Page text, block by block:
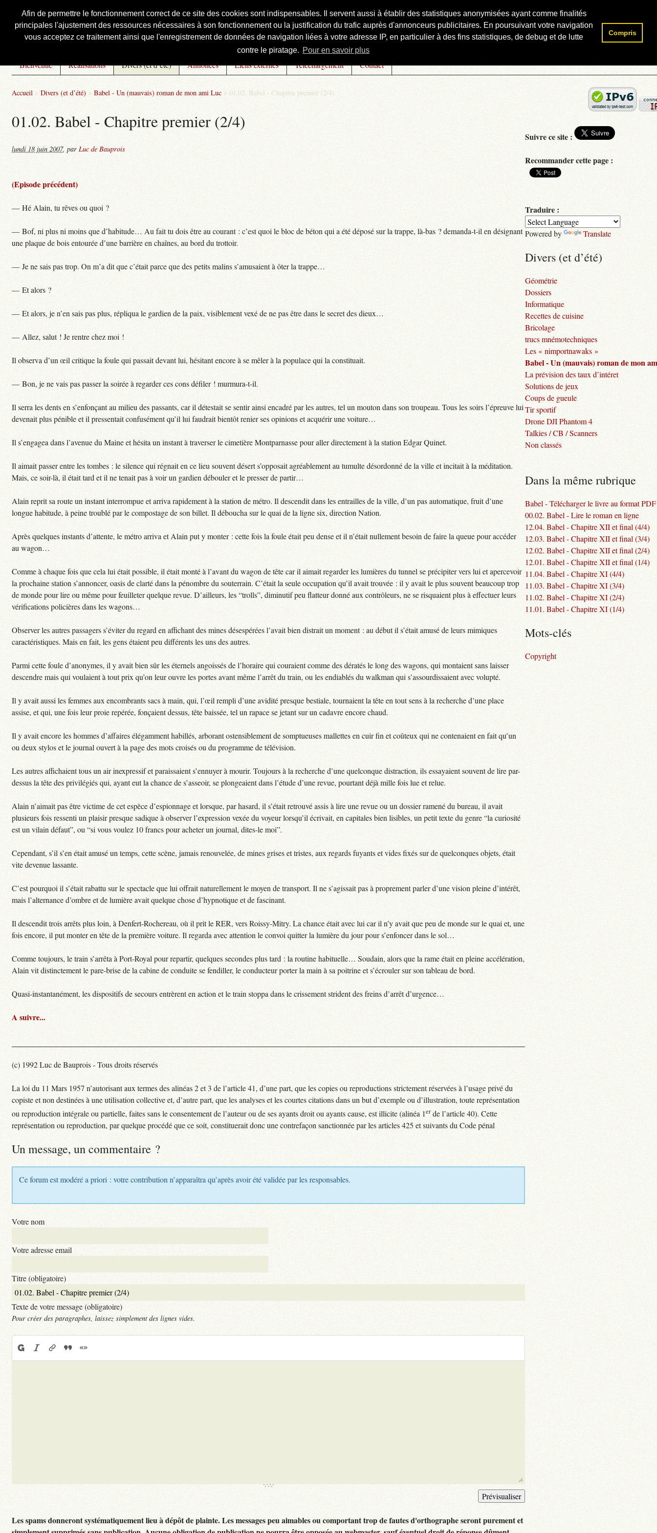
Afin de permettre le fonctionnement correct de ce site des cookies sont indispensables. Il servent aussi à établir des statistiques anonymisées ayant comme finalités
principales l'ajustement des ressources nécessaires à son fonctionnement ou la justification du trafic auprès d'annonceurs publicitaires. En poursuivant votre navigation
vous acceptez ce traitement ainsi que l'enregistrement de données de navigation liées à votre adresse IP, en particulier à des fins statistiques, de debug et de lutte
contre le piratage. Pour en savoir plus
Compris
Courbis, « LE » Blog Officiel
Bienvenue Réalisations Divers (et d’été) Annonces Liens externes Téléchargement Contact
Accueil > Divers (et d’été) > Babel - Un (mauvais) roman de mon ami Luc > 01.02. Babel - Chapitre premier (2/4)
01.02. Babel - Chapitre premier (2/4)
lundi 18 juin 2007, par Luc de Bauprois
(Episode précédent)
— Hé Alain, tu rêves ou quoi ?
— Bof, ni plus ni moins que d’habitude… Au fait tu dois être au courant : c’est quoi le bloc de béton qui a été déposé sur la trappe, là-bas ? demanda-t-il en désignant
une plaque de bois entourée d’une barrière en chaînes, au bord du trottoir.
— Je ne sais pas trop. On m’a dit que c’était parce que des petits malins s’amusaient à ôter la trappe…
— Et alors ?
— Et alors, je n’en sais pas plus, répliqua le gardien de la paix, visiblement vexé de ne pas être dans le secret des dieux…
— Allez, salut ! Je rentre chez moi !
Il observa d’un œil critique la foule qui passait devant lui, hésitant encore à se mêler à la populace qui la constituait.
— Bon, je ne vais pas passer la soirée à regarder ces cons défiler ! murmura-t-il.
Il serra les dents en s’enfonçant au milieu des passants, car il détestait se sentir ainsi encadré par les autres, tel un mouton dans son troupeau. Tous les soirs l’épreuve lui
devenait plus pénible et il pressentait confusément qu’il lui faudrait bientôt renier ses opinions et acquérir une voiture…
Il s’engagea dans l’avenue du Maine et hésita un instant à traverser le cimetière Montparnasse pour aller directement à la station Edgar Quinet.
Il aimait passer entre les tombes : le silence qui régnait en ce lieu souvent désert s’opposait agréablement au tumulte désordonné de la ville et incitait à la méditation.
Mais, ce soir-là, il était tard et il ne tenait pas à voir un gardien débouler et le presser de partir…
Alain reprit sa route un instant interrompue et arriva rapidement à la station de métro. Il descendit dans les entrailles de la ville, d’un pas automatique, fruit d’une
longue habitude, à peine troublé par le compostage de son billet. Il déboucha sur le quai de la ligne six, direction Nation.
Après quelques instants d’attente, le métro arriva et Alain put y monter : cette fois la foule était peu dense et il n’était nullement besoin de faire la queue pour accéder
au wagon…
Comme à chaque fois que cela lui était possible, il était monté à l’avant du wagon de tête car il aimait regarder les lumières du tunnel se précipiter vers lui et apercevoir
la prochaine station s’annoncer, oasis de clarté dans la pénombre du souterrain. C’était la seule occupation qu’il avait trouvée : il y avait le plus souvent beaucoup trop
de monde pour lire ou même pour feuilleter quelque revue. D’ailleurs, les “trolls”, diminutif peu flatteur donné aux contrôleurs, ne se risquaient plus à effectuer leurs
vérifications policières dans les wagons…
Observer les autres passagers s’éviter du regard en affichant des mines désespérées l’avait bien distrait un moment : au début il s’était amusé de leurs mimiques
caractéristiques. Mais en fait, les gens étaient peu différents les uns des autres.
Parmi cette foule d’anonymes, il y avait bien sûr les éternels angoissés de l’horaire qui couraient comme des dératés le long des wagons, qui montaient sans laisser
descendre mais qui voulaient à tout prix qu’on leur ouvre les portes avant même l’arrêt du train, ou les endiablés du walkman qui s’assourdissaient avec volupté.
Il y avait aussi les femmes aux encombrants sacs à main, qui, l’œil rempli d’une avidité presque bestiale, tournaient la tête en tout sens à la recherche d’une place
assise, et qui, une fois leur proie repérée, fonçaient dessus, tête baissée, tel un rapace se jetant sur un cadavre encore chaud.
Il y avait encore les hommes d’affaires élégamment habillés, arborant ostensiblement de somptueuses mallettes en cuir fin et coûteux qui ne contenaient en fait qu’un
ou deux stylos et le journal ouvert à la page des mots croisés ou du programme de télévision.
Les autres affichaient tous un air inexpressif et paraissaient s’ennuyer à mourir. Toujours à la recherche d’une quelconque distraction, ils essayaient souvent de lire par-
dessus la tête des privilégiés qui, ayant eut la chance de s’asseoir, se plongeaient dans l’étude d’une revue, pourtant déjà mille fois lue et relue.
Alain n’aimait pas être victime de cet espèce d’espionnage et lorsque, par hasard, il s’était retrouvé assis à lire une revue ou un dossier ramené du bureau, il avait
plusieurs fois ressenti un plaisir presque sadique à observer l’expression vexée du voyeur lorsqu’il écrivait, en capitales bien lisibles, un petit texte du genre “la curiosité
est un vilain défaut”, ou “si vous voulez 10 francs pour acheter un journal, dites-le moi”.
Cependant, s’il s’en était amusé un temps, cette scène, jamais renouvelée, de mines grises et tristes, aux regards fuyants et vides fixés sur de quelconques objets, était
vite devenue lassante.
C’est pourquoi il s’était rabattu sur le spectacle que lui offrait naturellement le moyen de transport. Il ne s’agissait pas à proprement parler d’une vision pleine d’intérêt,
mais l’alternance d’ombre et de lumière avait quelque chose d’hypnotique et de fascinant.
Il descendit trois arrêts plus loin, à Denfert-Rochereau, où il prit le RER, vers Roissy-Mitry. La chance était avec lui car il n’y avait que peu de monde sur le quai et, une
fois encore, il put monter en tête de la première voiture. Il regarda avec attention le convoi quitter la lumière du jour pour s’enfoncer dans le sol…
Comme toujours, le train s’arrêta à Port-Royal pour repartir, quelques secondes plus tard : la routine habituelle… Soudain, alors que la rame était en pleine accélération,
Alain vit distinctement le pare-brise de la cabine de conduite se fendiller, le conducteur porter la main à sa poitrine et s’écrouler sur son tableau de bord.
Quasi-instantanément, les dispositifs de secours entrèrent en action et le train stoppa dans le crissement strident des freins d’arrêt d’urgence…
A suivre...
(c) 1992 Luc de Bauprois - Tous droits réservés
La loi du 11 Mars 1957 n’autorisant aux termes des alinéas 2 et 3 de l’article 41, d’une part, que les copies ou reproductions strictement réservées à l’usage privé du
copiste et non destinées à une utilisation collective et, d’autre part, que les analyses et les courtes citations dans un but d’exemple ou d’illustration, toute représentation
ou reproduction intégrale ou partielle, faites sans le consentement de l’auteur ou de ses ayants droit ou ayants cause, est illicite (alinéa 1erde l’article 40). Cette
représentation ou reproduction, par quelque procédé que ce soit, constituerait donc une contrefaçon sanctionnée par les articles 425 et suivants du Code pénal
Un message, un commentaire ?
Ce forum est modéré a priori : votre contribution n’apparaîtra qu’après avoir été validée par les responsables.
Votre nom
Votre adresse email
Titre (obligatoire)
Texte de votre message (obligatoire)
Pour créer des paragraphes, laissez simplement des lignes vides.
Les spams donneront systématiquement lieu à dépôt de plainte. Les messages peu aimables ou comportant trop de fautes d'orthographe seront purement et
Rechercher :
Suivre ce site :
Recommander cette page :
Traduire :
Powered by Translate
Divers (et d’été)
Géométrie
Dossiers
Informatique
Recettes de cuisine
Bricolage
trucs mnémotechniques
Les « nimportnawaks »
Babel - Un (mauvais) roman de mon
La prévision des taux d’intéret
Solutions de jeux
Coups de gueule
Tir sportif
Drone DJI Phantom 4
Talkies / CB / Scanners
Non classés
Dans la même rubrique
Babel - Télécharger le livre au format PDF
00.02. Babel - Lire le roman en ligne
12.04. Babel - Chapitre XII et final (4/4)
12.03. Babel - Chapitre XII et final (3/4)
12.02. Babel - Chapitre XII et final (2/4)
12.01. Babel - Chapitre XII et final (1/4)
11.04. Babel - Chapitre XI (4/4)
11.03. Babel - Chapitre XI (3/4)
11.02. Babel - Chapitre XI (2/4)
11.01. Babel - Chapitre XI (1/4)
Mots-clés
Copyright